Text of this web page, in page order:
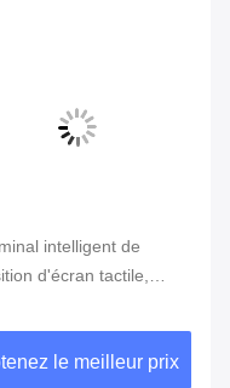
intelligent de
d'écran tactile,
d'empreintes
le meilleur prix